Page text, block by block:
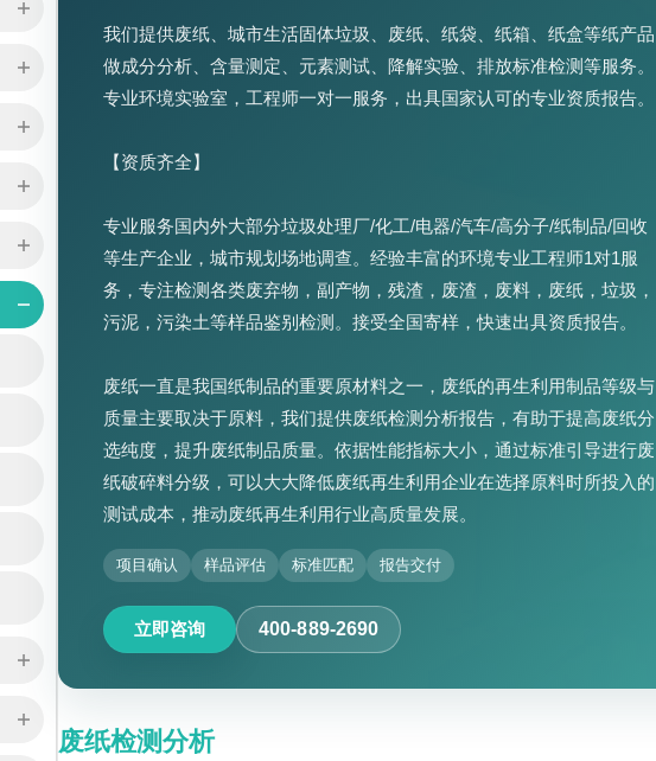
我们提供废纸、城市生活固体垃圾、废纸、纸袋、纸箱、纸盒等纸产品
做成分分析、含量测定、元素测试、降解实验、排放标准检测等服务。
专业环境实验室，工程师一对一服务，出具国家认可的专业资质报告。
【资质齐全】
专业服务国内外大部分垃圾处理厂/化工/电器/汽车/高分子/纸制品/回收
等生产企业，城市规划场地调查。经验丰富的环境专业工程师1对1服
务，专注检测各类废弃物，副产物，残渣，废渣，废料，废纸，垃圾，
污泥，污染土等样品鉴别检测。接受全国寄样，快速出具资质报告。
废纸一直是我国纸制品的重要原材料之一，废纸的再生利用制品等级与
质量主要取决于原料，我们提供废纸检测分析报告，有助于提高废纸分
选纯度，提升废纸制品质量。依据性能指标大小，通过标准引导进行废
纸破碎料分级，可以大大降低废纸再生利用企业在选择原料时所投入的
测试成本，推动废纸再生利用行业高质量发展。
项目确认 样品评估 标准匹配 报告交付
立即咨询 400-889-2690
废纸检测分析